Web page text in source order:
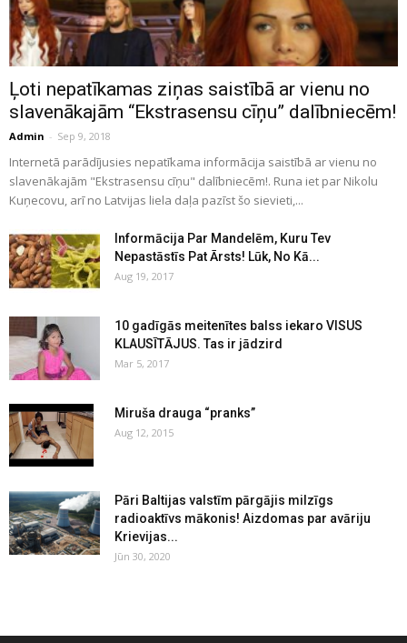
Ļoti nepatīkamas ziņas saistībā ar vienu no
slavenākajām “Ekstrasensu cīņu” dalībniecēm!
Admin - Sep 9, 2018
Internetā parādījusies nepatīkama informācija saistībā ar vienu no
slavenākajām "Ekstrasensu cīņu" dalībniecēm!. Runa iet par Nikolu
Kuņecovu, arī no Latvijas liela daļa pazīst šo sievieti,...
Informācija Par Mandelēm, Kuru Tev
Nepastāstīs Pat Ārsts! Lūk, No Kā...
Aug 19, 2017
10 gadīgās meitenītes balss iekaro VISUS
KLAUSĪTĀJUS. Tas ir jādzird
Mar 5, 2017
Miruša drauga “pranks”
Aug 12, 2015
Pāri Baltijas valstīm pārgājis milzīgs
radioaktīvs mākonis! Aizdomas par avāriju
Krievijas...
Jūn 30, 2020